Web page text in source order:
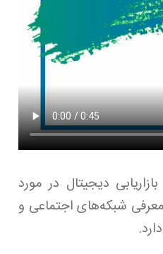
دیجیتال در مورد
شبکه‌های اجتماعی و